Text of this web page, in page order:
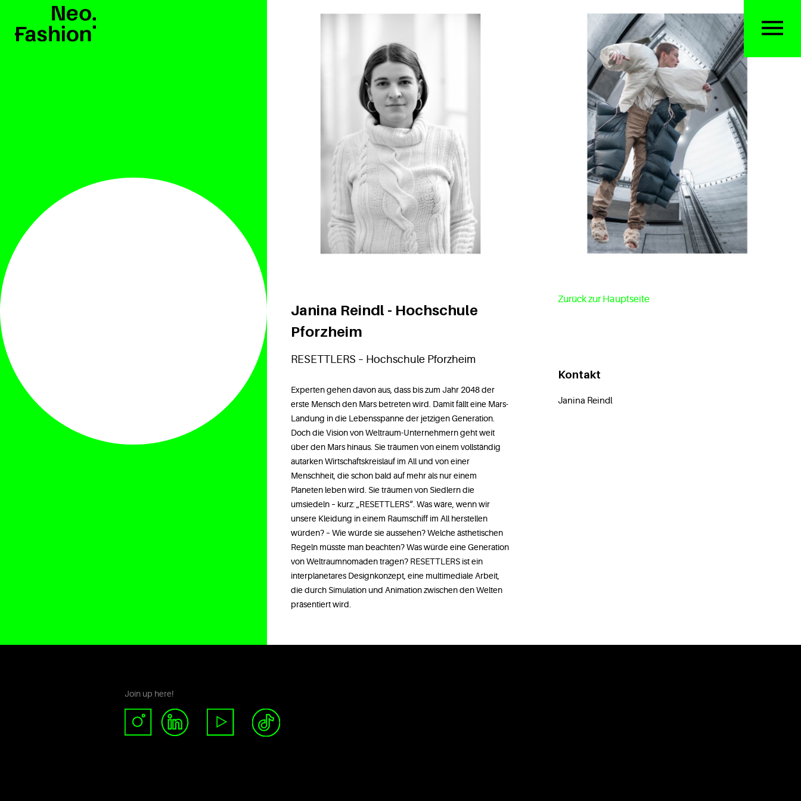
Janina Reindl - Hochschule
Pforzheim
RESETTLERS – Hochschule Pforzheim
Experten gehen davon aus, dass bis zum Jahr 2048 der
erste Mensch den Mars betreten wird. Damit fällt eine Mars-
Landung in die Lebensspanne der jetzigen Generation.
Doch die Vision von Weltraum-Unternehmern geht weit
über den Mars hinaus. Sie träumen von einem vollständig
autarken Wirtschaftskreislauf im All und von einer
Menschheit, die schon bald auf mehr als nur einem
Planeten leben wird. Sie träumen von Siedlern die
umsiedeln – kurz: „RESETTLERS“. Was wäre, wenn wir
unsere Kleidung in einem Raumschiff im All herstellen
würden? – Wie würde sie aussehen? Welche ästhetischen
Regeln müsste man beachten? Was würde eine Generation
von Weltraumnomaden tragen? RESETTLERS ist ein
interplanetares Designkonzept, eine multimediale Arbeit,
die durch Simulation und Animation zwischen den Welten
präsentiert wird.
Zurück zur Hauptseite
Kontakt
Janina Reindl
Join up here!